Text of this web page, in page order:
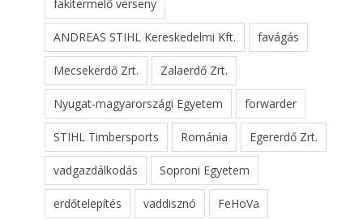
fakitermelő verseny
ANDREAS STIHL Kereskedelmi Kft. favágás
Mecsekerdő Zrt. Zalaerdő Zrt.
Nyugat-magyarországi Egyetem forwarder
STIHL Timbersports Románia Egererdő Zrt.
vadgazdálkodás Soproni Egyetem
erdőtelepítés vaddisznó FeHoVa